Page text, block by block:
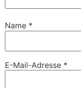
Name *
E-Mail-Adresse *